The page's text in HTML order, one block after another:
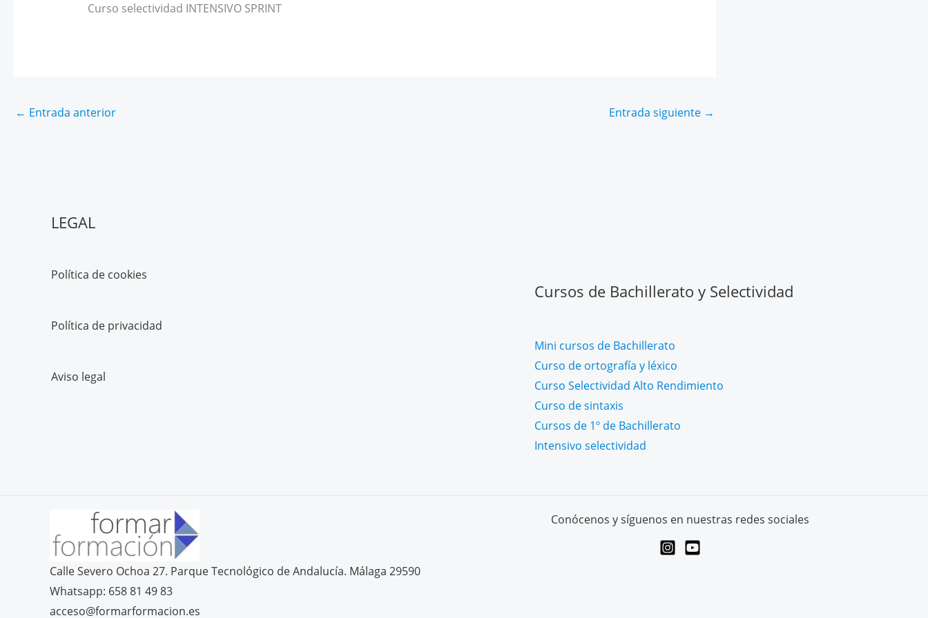
Curso selectividad INTENSIVO SPRINT
← Entrada anterior Entrada siguiente →
LEGAL
Política de cookies
Política de privacidad
Aviso legal
Cursos de Bachillerato y Selectividad
Mini cursos de Bachillerato
Curso de ortografía y léxico
Curso Selectividad Alto Rendimiento
Curso de sintaxis
Cursos de 1º de Bachillerato
Intensivo selectividad
Calle Severo Ochoa 27. Parque Tecnológico de Andalucía. Málaga 29590
Whatsapp: 658 81 49 83
acceso@formarformacion.es
Conócenos y síguenos en nuestras redes sociales